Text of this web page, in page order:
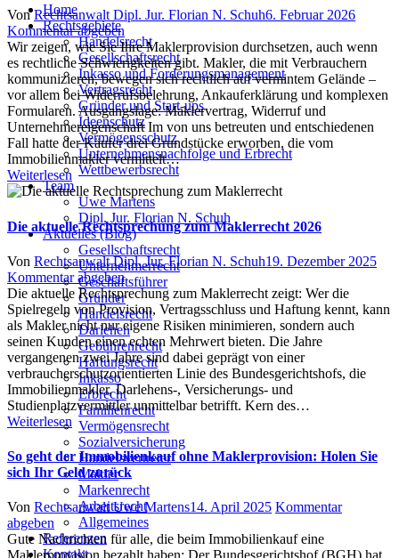
Home
Rechtsgebiete
Handelsrecht
Gesellschaftsrecht
Inkasso und Forderungsmanagement
Vertragsrecht
Gründer und Start-ups
Ideenschutz
Vermögensschutz
Unternehmensnachfolge und Erbrecht
Wettbewerbsrecht
Team
Uwe Martens
Dipl. Jur. Florian N. Schuh
Aktuelles (Blog)
Gesellschaftsrecht
Unternehmerrecht
Geschäftsführer
Gründer
Handelsrecht
Darlehen
Gebührenrecht
Haftungsrecht
Inkasso
Erbrecht
Familienrecht
Vermögensrecht
Sozialversicherung
Handelsvertreter
Makler
Markenrecht
Arbeitsrecht
Allgemeines
Referenzen
Kontakt
Author
VonRechtsanwalt Dipl. Jur. Florian N. SchuhPosted
6. Februar 2026
Kommentar abgeben
Wir zeigen, wie Sie Ihre Maklerprovision durchsetzen, auch wenn
es rechtliche Schwierigkeiten gibt. Makler, die mit Verbrauchern
kommunizieren, bewegen sich rechtlich auf vermintem Gelände –
vor allem bei Widerrufsbelehrung, Ankauferklärung und komplexen
Formularen. Ausgangslage: Maklervertrag, Widerruf und
Unternehmereigenschaft Im von uns betreuten und entschiedenen
Fall hatte der Käufer drei Grundstücke erworben, die vom
Immobilienmakler vermittelt…
Weiterlesen
Die aktuelle Rechtsprechung zum Maklerrecht 2026
Author
Von Rechtsanwalt Dipl. Jur. Florian N. SchuhPosted
19. Dezember 2025
Kommentar abgeben
Die aktuelle Rechtsprechung zum Maklerrecht zeigt: Wer die
Spielregeln von Provision, Vertragsschluss und Haftung kennt, kann
als Makler nicht nur eigene Risiken minimieren, sondern auch
seinen Kunden einen echten Mehrwert bieten. Die Jahre
vergangenen zwei Jahre sind dabei geprägt von einer
verbraucherschutzorientierten Linie des Bundesgerichtshofs, die
Immobilienmakler, Darlehens-, Versicherungs- und
Studienplatzvermittler unmittelbar betrifft. Kern des…
Weiterlesen
So geht der Immobilienkauf ohne Maklerprovision: Holen Sie
sich Ihr Geld zurück
Author
Von Rechtsanwalt Uwe MartensPosted
14. April 2025 Kommentar
abgeben
Gute Nachrichten für alle, die beim Immobilienkauf eine